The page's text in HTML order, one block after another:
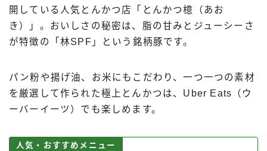
開している人気とんかつ店「とんかつ檍（あお
き）」。おいしさの秘密は、脂の甘みとジューシーさ
が特徴の「林SPF」という銘柄豚です。
パン粉や揚げ油、お米にもこだわり、一つ一つの素材
を厳選して作られた極上とんかつは、Uber Eats（ウ
ーバーイーツ）でも楽しめます。
人気・おすすめメニュー